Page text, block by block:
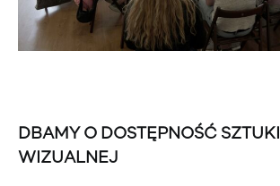
DBAMY O DOSTĘPNOŚĆ SZTUKI
WIZUALNEJ